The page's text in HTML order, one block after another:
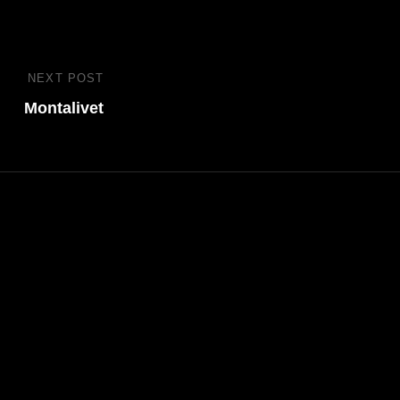
Post
NEXT POST
Montalivet